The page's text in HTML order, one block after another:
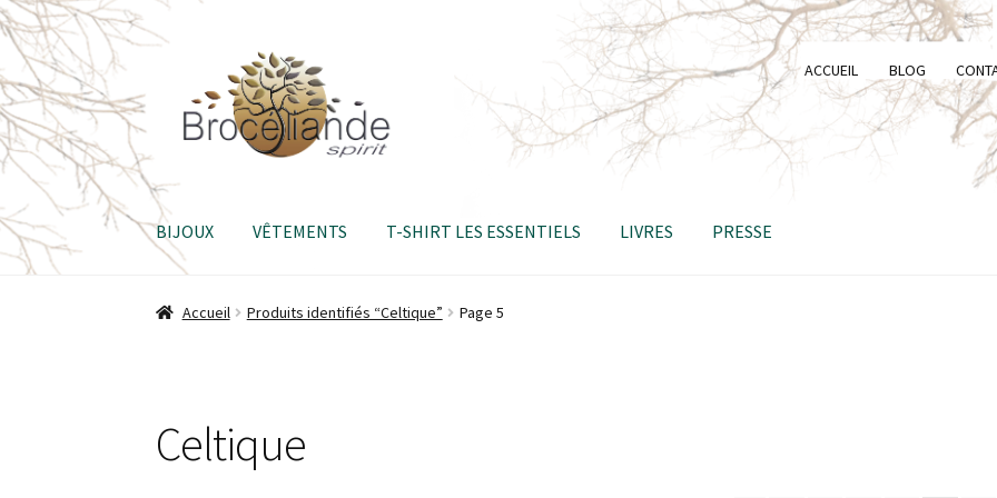
navigation
contenu
ACCUEIL BLOG
BIJOUX VÊTEMENTS T-SHIRT LES ESSENTIELS LIVRES PRESSE
Accueil Produits identifiés “Celtique” Page 5
Celtique